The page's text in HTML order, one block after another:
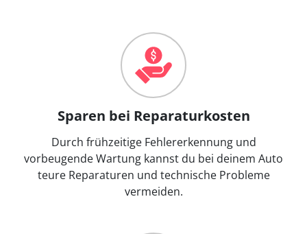
Sparen bei Reparaturkosten
Durch frühzeitige Fehlererkennung und
vorbeugende Wartung kannst du bei deinem Auto
teure Reparaturen und technische Probleme
vermeiden.